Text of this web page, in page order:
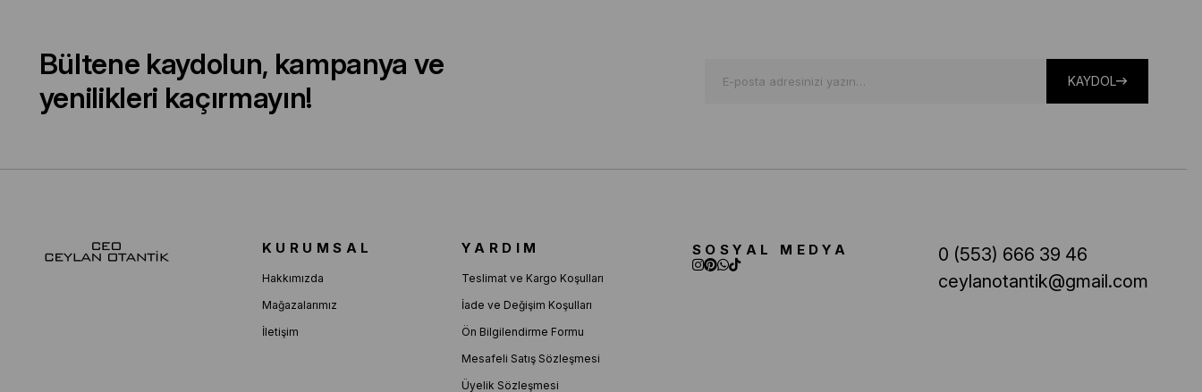
Bültene kaydolun, kampanya ve
yenilikleri kaçırmayın!
KAYDOL
KURUMSAL
Hakkımızda
Mağazalarımız
İletişim
YARDIM
Teslimat ve Kargo Koşulları
İade ve Değişim Koşulları
Ön Bilgilendirme Formu
Mesafeli Satış Sözleşmesi
Üyelik Sözleşmesi
SOSYAL MEDYA
0 (553) 666 39 46
ceylanotantik@gmail.com